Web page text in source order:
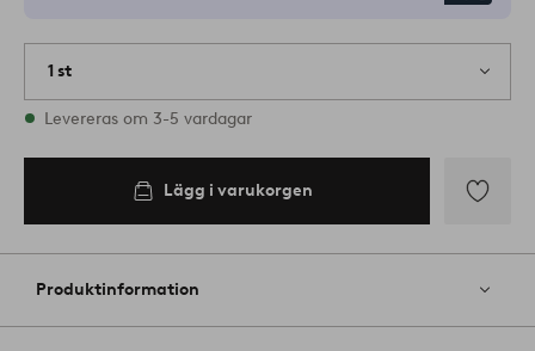
1 st
I lager
Levereras om 3-5 vardagar
Lägg i varukorgen
till
favoriter
Produktinformation